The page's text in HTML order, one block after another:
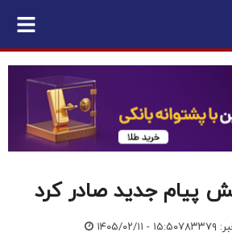
پیام جدید صادر کرد
۱۴۰۵/۰۲/۱۱ - ۱۵:۵۰